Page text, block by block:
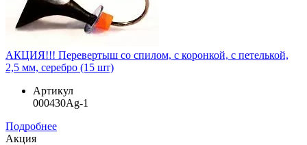
АКЦИЯ!!! Перевертыш со спилом, с коронкой, с петелькой,
2,5 мм, серебро (15 шт)
Артикул
000430Ag-1
Подробнее
Акция